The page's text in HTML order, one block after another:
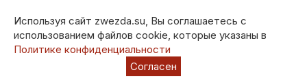
Используя сайт zwezda.su, Вы соглашаетесь с
использованием файлов cookie, которые указаны в
Политике конфиденциальности
Согласен